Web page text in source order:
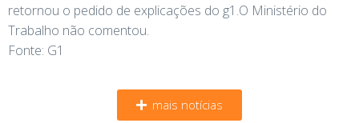
retornou o pedido de explicações do g1.O Ministério do
Trabalho não comentou.
Fonte: G1
mais notícias